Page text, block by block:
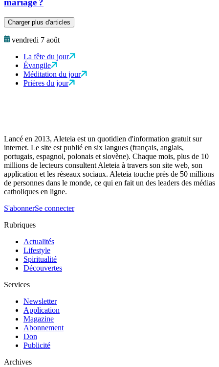
mariage ?
Charger plus d'articles
vendredi 7 août
La fête du jour
Évangile
Méditation du jour
Prières du jour
Lancé en 2013, Aleteia est un quotidien d'information gratuit sur
internet. Le site est publié en six langues (français, anglais,
portugais, espagnol, polonais et slovène). Chaque mois, plus de 10
millions de lecteurs consultent Aleteia à travers son site web, son
application et les réseaux sociaux. Aleteia touche près de 50 millions
de personnes dans le monde, ce qui en fait un des leaders des médias
catholiques en ligne.
S'abonnerSe connecter
Rubriques
Actualités
Lifestyle
Spiritualité
Découvertes
Services
Newsletter
Application
Magazine
Abonnement
Don
Publicité
Archives